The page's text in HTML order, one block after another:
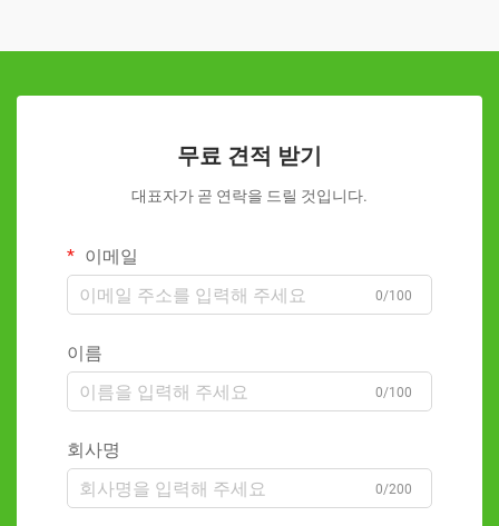
무료 견적 받기
대표자가 곧 연락을 드릴 것입니다.
이메일
0/100
이름
0/100
회사명
0/200